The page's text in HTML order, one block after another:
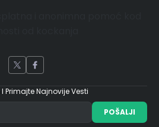
Primajte Najnovije Vesti
POŠALJI